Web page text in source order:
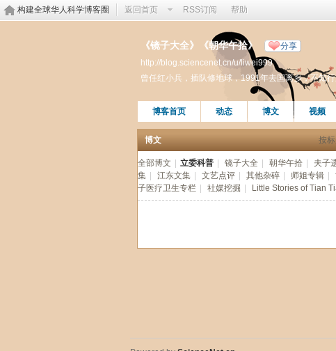
构建全球华人科学博客圈 返回首页 RSS订阅 帮助
《镜子大全》《朝华午拾》 分享
http://blog.sciencenet.cn/u/liwei999
曾任红小兵，插队修地球，1991年去国离乡，不知行
博客首页 动态 博文 视频
博文 按
全部博文 立委科普 镜子大全 朝华午拾 夫子
集
江东文集 文艺点评 其他杂碎 师姐专辑
子医疗卫生专栏
社媒挖掘 Little Stories of Tian